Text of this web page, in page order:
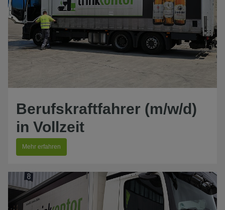
Berufskraftfahrer (m/w/d)
in Vollzeit
Mehr erfahren